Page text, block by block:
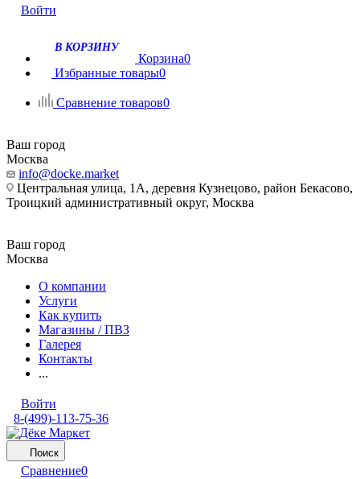
Войти
В КОРЗИНУ
Корзина0
Избранные товары0
Сравнение товаров0
Ваш город
Москва
info@docke.market
Центральная улица, 1А, деревня Кузнецово, район Бекасово,
Троицкий административный округ, Москва
Ваш город
Москва
О компании
Услуги
Как купить
Магазины / ПВЗ
Галерея
Контакты
...
Войти
8-(499)-113-75-36
Поиск
Сравнение0